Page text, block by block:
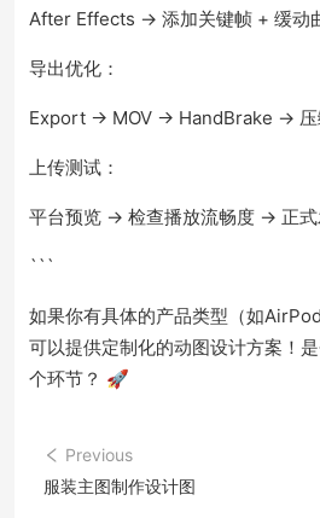
After Effects → 添加关键帧 + 缓动
导出优化：
Export → MOV → HandBrake → 压
上传测试：
平台预览 → 检查播放流畅度 → 正
```
如果你有具体的产品类型（如
可以提供定制化的动图设计方案！
个环节？ 🚀
Previous
服装主图制作设计图